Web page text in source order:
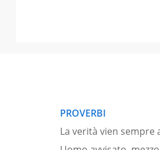
PROVERBI
La verità vien sempre